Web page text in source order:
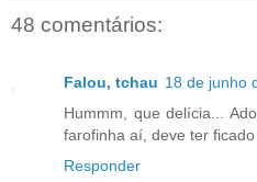
48 comentários:
Falou, tchau 18 de junho
Hummm, que delícia...
farofinha aí, deve ter
Responder